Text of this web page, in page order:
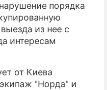
порядка
из нее с
интересам
от Киева
"Норда" и